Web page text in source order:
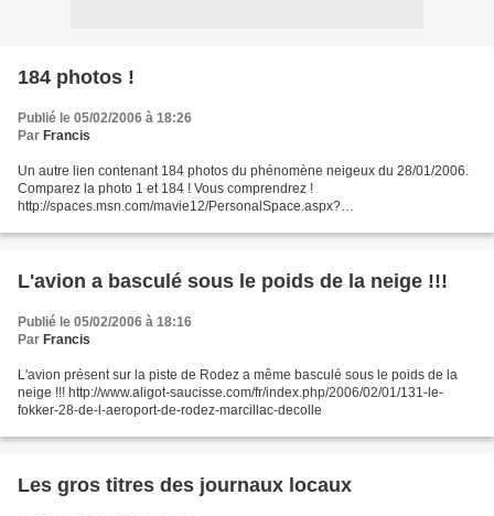
184 photos !
Publié le 05/02/2006 à 18:26
Par Francis
Un autre lien contenant 184 photos du phénomène neigeux du 28/01/2006.
Comparez la photo 1 et 184 ! Vous comprendrez !
http://spaces.msn.com/mavie12/PersonalSpace.aspx?
HMuUGhvdG9BbGJ1bS5GdWx...
L'avion a basculé sous le poids de la neige !!!
Publié le 05/02/2006 à 18:16
Par Francis
L'avion présent sur la piste de Rodez a même basculé sous le poids de la
neige !!! http://www.aligot-saucisse.com/fr/index.php/2006/02/01/131-le-
fokker-28-de-l-aeroport-de-rodez-marcillac-decolle
Les gros titres des journaux locaux